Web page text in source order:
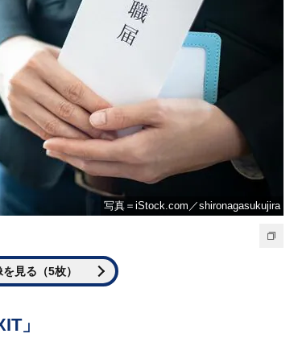
写真＝iStock.com／shironagasukujira
見る（5枚）
」